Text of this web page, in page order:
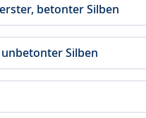
betonter Silben
Silben